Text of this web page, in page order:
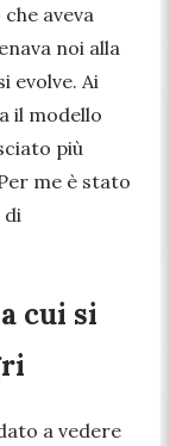
aveva
noi alla
evolve. Ai
il modello
più
me è stato
di
cui si
a vedere